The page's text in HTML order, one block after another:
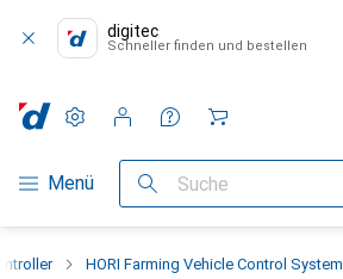
digitec
Schneller finden und bestellen
Navigation nach Kategorien
Menü Suche
Einstellungen
Kundenkonto
Vergleichslisten
Merklisten
Warenkorb
HORI Farming Vehicle Control System